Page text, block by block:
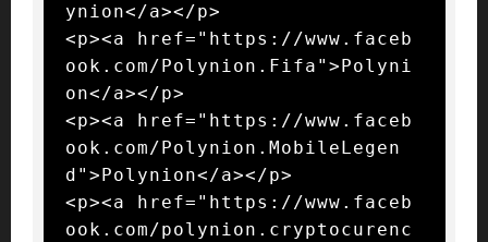
ynion</a></p>
<p><a href="https://www.faceb
ook.com/Polynion.Fifa">Polyni
on</a></p>
<p><a href="https://www.faceb
ook.com/Polynion.MobileLegen
d">Polynion</a></p>
<p><a href="https://www.faceb
ook.com/polynion.cryptocurenc